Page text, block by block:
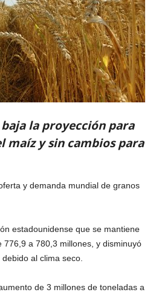
la proyección para
maíz y sin cambios para
y demanda mundial de granos
estadounidense que se mantiene
a 780,3 millones, y disminuyó
al clima seco.
de 3 millones de toneladas a